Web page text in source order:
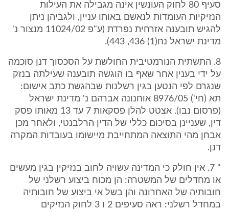
סעיף 80 לחוק העונשין אינה מגבילה את העילות
הנזיקיות העומדות לנאשם באותו עניין, ולגביהן ניתן
להגיש תובענה אזרחית נפרדת (ע"פ 11024/02 מנצור נ'
מדינת ישראל נח(1) 436, 443).
8. התשתית הנורמטיבית החולשת על הסכסוך דנן סוכמה
על ידי בענין אחר שאף בו הוגשה תובענה שעילתה בנזק
שנגרם לפי הנטען בגין רשלנות שבהגשת כתב אישום:
תא (חי') 8976/05 אוחנונה אברהם נ' מדינת ישראל
(פרסום נבו). אצטט להלן פסקאות 7 עד 13 מאותו פסק
דין, שעניינן בסיכום כללי של הדין הרלבנטי, ולאחר מכן
אבחן מהי התוצאה המתחייבת מיישומו בעובדות המקרה
דנן.
" 7. אין חולק כי המדינה עשויה לחוב בנזיקין בגין מעשים
או מחדלים של המשטרה: הן מכוח ביצוע רשלני של
חובותיה של האחרונה והן בשל אי ביצוע של חובותיה
במחדל רשלני: ראה סעיפים 2 ו 3 לחוק הנזיקים